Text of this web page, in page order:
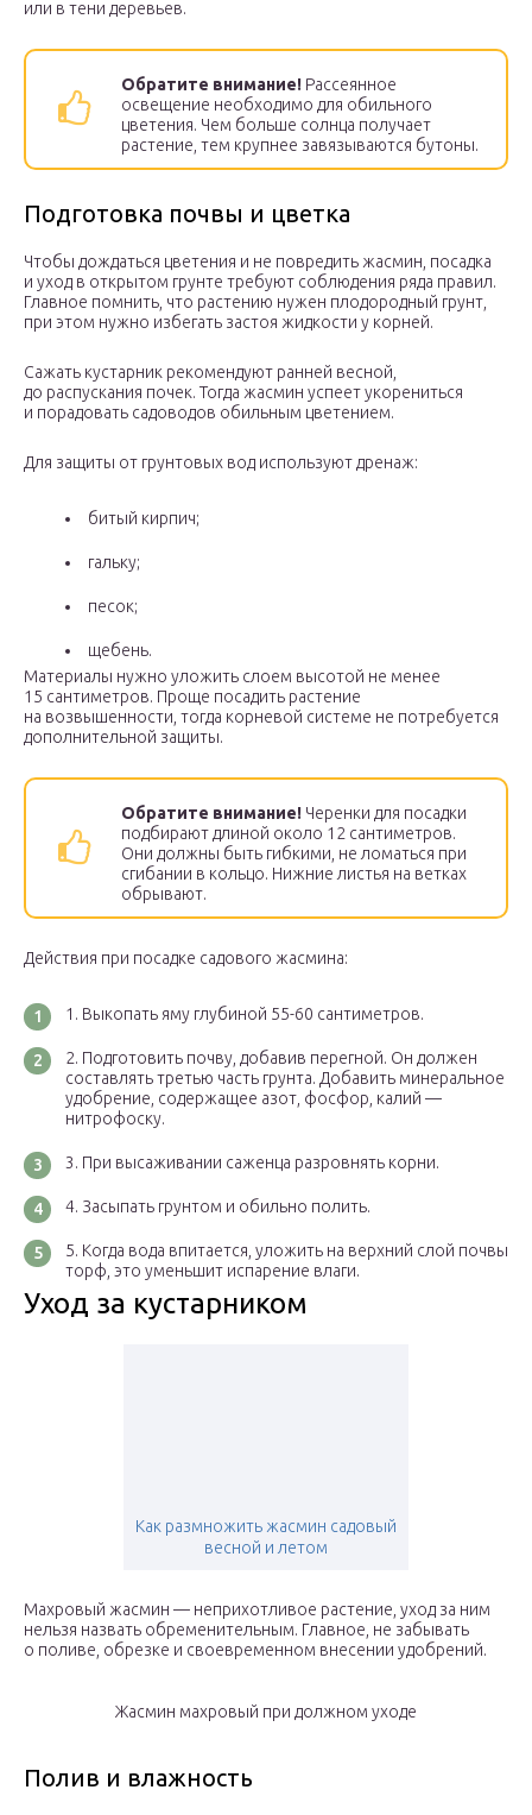
или в тени деревьев.
Обратите внимание! Рассеянное
освещение необходимо для обильного
цветения. Чем больше солнца получает
растение, тем крупнее завязываются бутоны.
Подготовка почвы и цветка
Чтобы дождаться цветения и не повредить жасмин, посадка
и уход в открытом грунте требуют соблюдения ряда правил.
Главное помнить, что растению нужен плодородный грунт,
при этом нужно избегать застоя жидкости у корней.
Сажать кустарник рекомендуют ранней весной,
до распускания почек. Тогда жасмин успеет укорениться
и порадовать садоводов обильным цветением.
Для защиты от грунтовых вод используют дренаж:
битый кирпич;
гальку;
песок;
щебень.
Материалы нужно уложить слоем высотой не менее
15 сантиметров. Проще посадить растение
на возвышенности, тогда корневой системе не потребуется
дополнительной защиты.
Обратите внимание! Черенки для посадки
подбирают длиной около 12 сантиметров.
Они должны быть гибкими, не ломаться при
сгибании в кольцо. Нижние листья на ветках
обрывают.
Действия при посадке садового жасмина:
Выкопать яму глубиной 55-60 сантиметров.
Подготовить почву, добавив перегной. Он должен
составлять третью часть грунта. Добавить минеральное
удобрение, содержащее азот, фосфор, калий —
нитрофоску.
При высаживании саженца разровнять корни.
Засыпать грунтом и обильно полить.
Когда вода впитается, уложить на верхний слой почвы
торф, это уменьшит испарение влаги.
Уход за кустарником
Как размножить жасмин садовый
весной и летом
Махровый жасмин — неприхотливое растение, уход за ним
нельзя назвать обременительным. Главное, не забывать
о поливе, обрезке и своевременном внесении удобрений.
Жасмин махровый при должном уходе
Полив и влажность